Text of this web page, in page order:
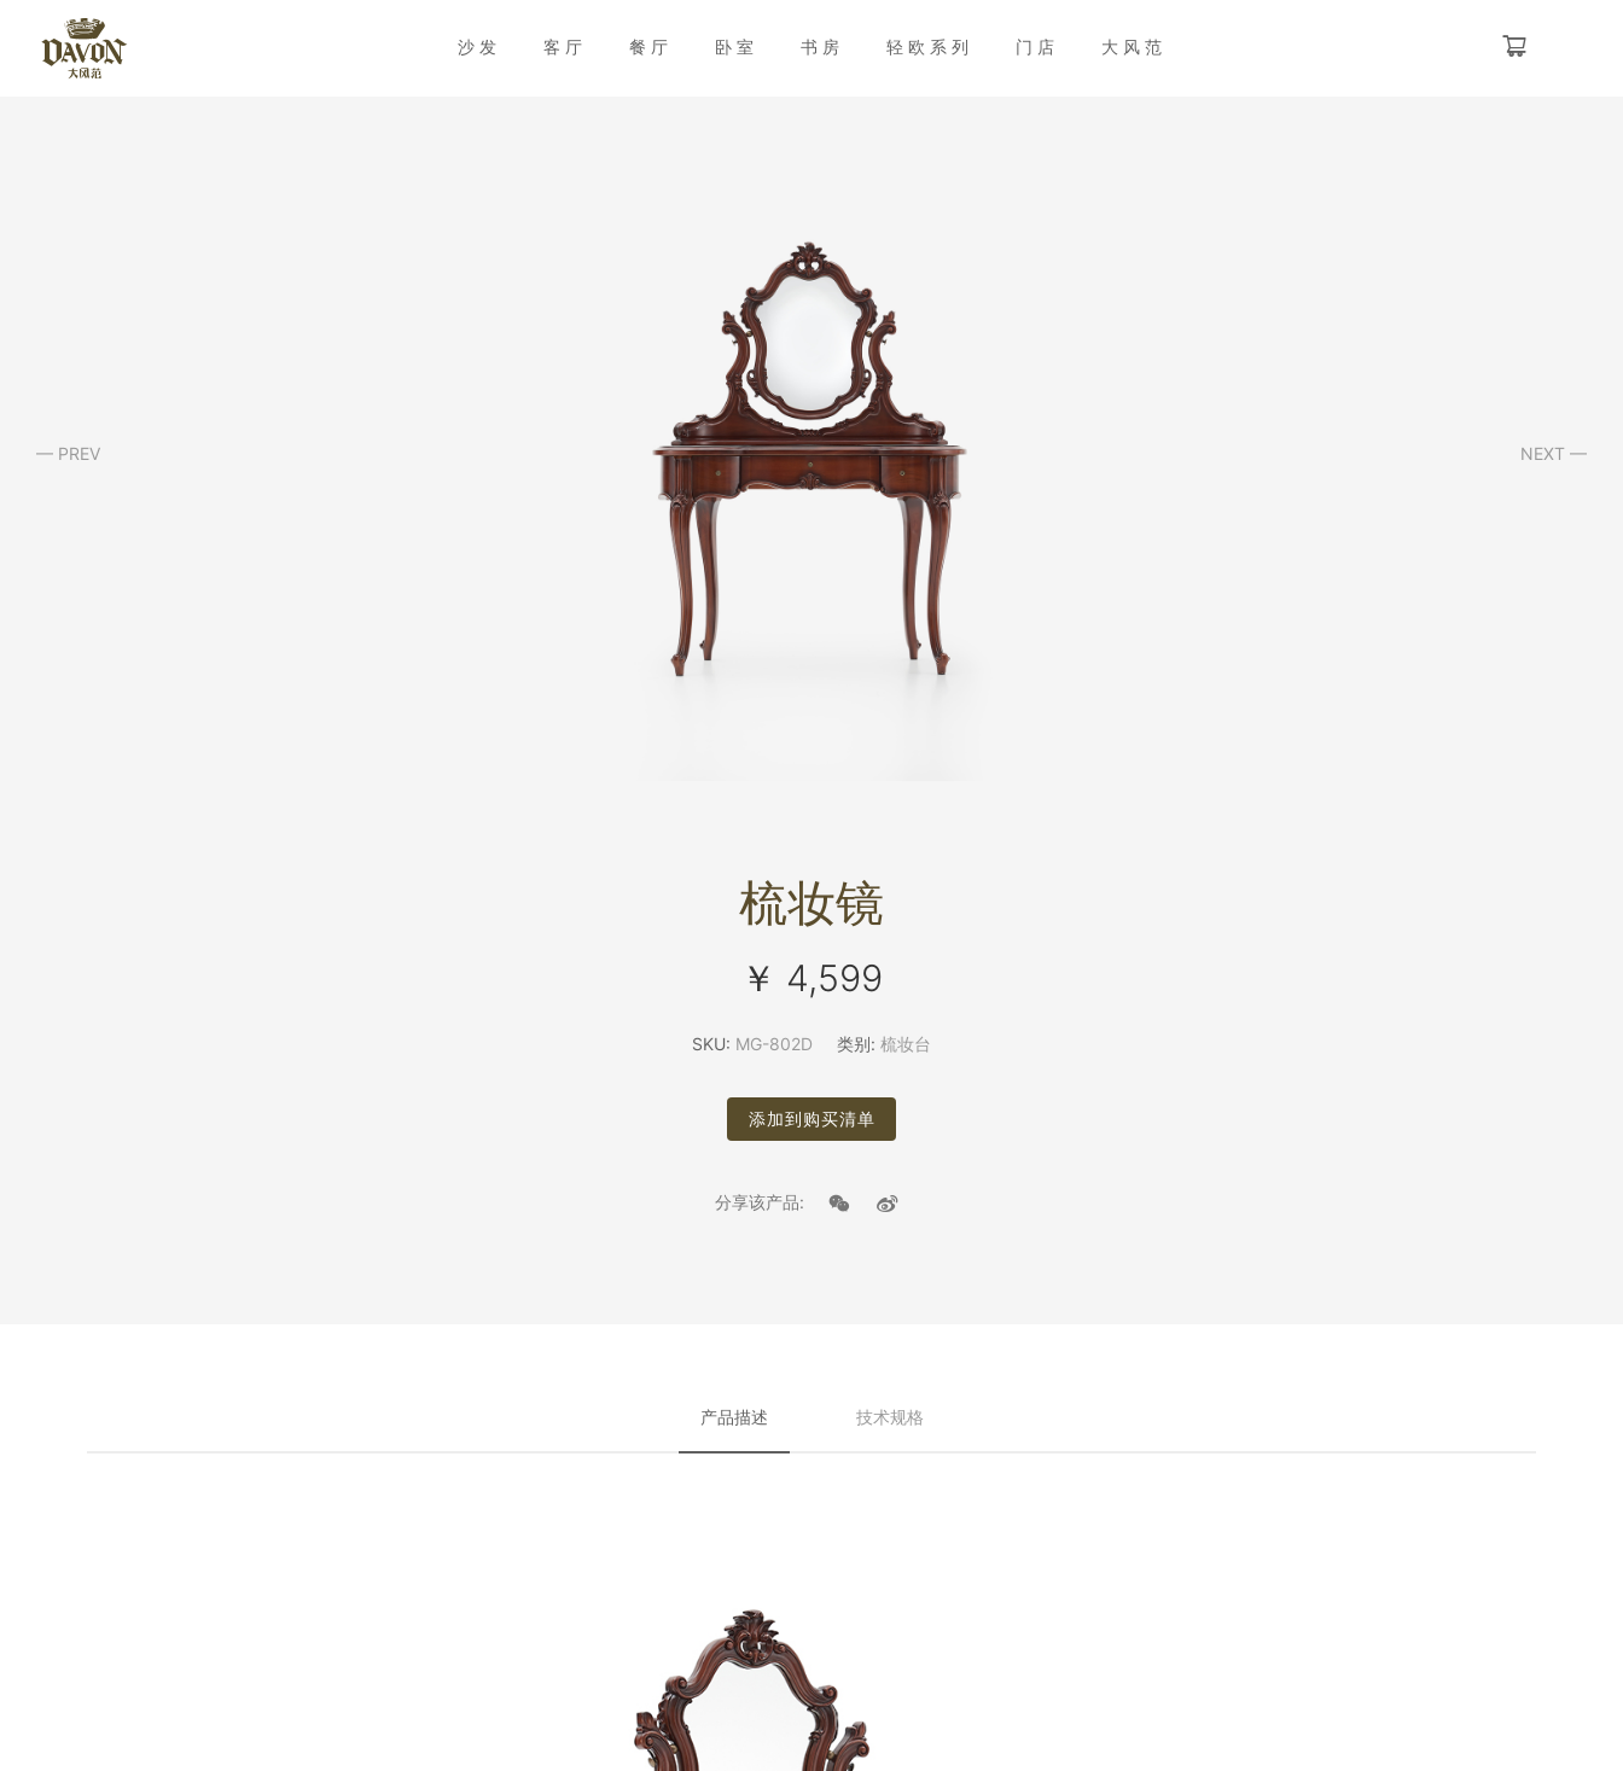
沙发 客厅 餐厅 卧室 书房 轻欧系列 门店 大风范
— PREV NEXT —
梳妆镜
￥ 4,599
SKU: MG-802D 类别: 梳妆台
添加到购买清单
分享该产品:
产品描述 技术规格